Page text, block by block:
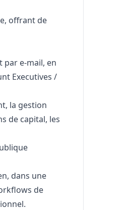
offrant de
par e-mail, en
Executives /
la gestion
de capital, les
dans une
de